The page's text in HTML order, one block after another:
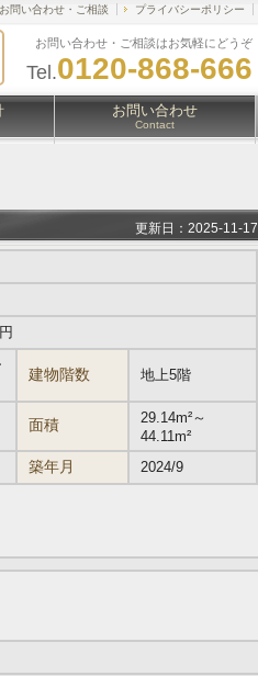
お問い合わせ・ご相談はお気軽にどうぞ
Tel.0120-868-666
お問い合わせ・ご相談 プライバシーポリシー
お問い合わせ
Contact
更新日：2025-11-17
建物階数 地上5階
面積
29.14m²～
44.11m²
築年月 2024/9